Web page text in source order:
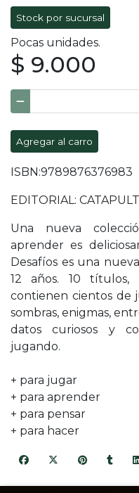
Stock por sucursal
Pocas unidades.
$ 9.000
Agregar al carro
ISBN:9789876376983
EDITORIAL:
Una nueva
aprender es
Desafíos es una
12 años. 10
contienen cientos de
sombras, enigmas,
datos curiosos y
jugando.
+ para jugar
+ para aprender
+ para pensar
+ para hacer